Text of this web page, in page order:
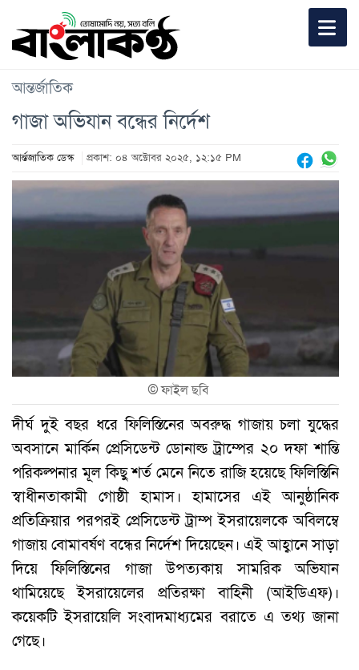
আন্তর্জাতিক
গাজা অভিযান বন্ধের নির্দেশ
আর্ন্তজাতিক ডেস্ক প্রকাশ: ০৪ অক্টোবর ২০২৫, ১২:১৫ PM
©ফাইল ছবি
দীর্ঘ দুই বছর ধরে ফিলিস্তিনের অবরুদ্ধ গাজায় চলা যুদ্ধের
অবসানে মার্কিন প্রেসিডেন্ট ডোনাল্ড ট্রাম্পের ২০ দফা শান্তি
পরিকল্পনার মূল কিছু শর্ত মেনে নিতে রাজি হয়েছে ফিলিস্তিনি
স্বাধীনতাকামী গোষ্ঠী হামাস। হামাসের এই আনুষ্ঠানিক
প্রতিক্রিয়ার পরপরই প্রেসিডেন্ট ট্রাম্প ইসরায়েলকে অবিলম্বে
গাজায় বোমাবর্ষণ বন্ধের নির্দেশ দিয়েছেন। এই আহ্বানে সাড়া
দিয়ে ফিলিস্তিনের গাজা উপত্যকায় সামরিক অভিযান
থামিয়েছে ইসরায়েলের প্রতিরক্ষা বাহিনী (আইডিএফ)।
কয়েকটি ইসরায়েলি সংবাদমাধ্যমের বরাতে এ তথ্য জানা
গেছে।